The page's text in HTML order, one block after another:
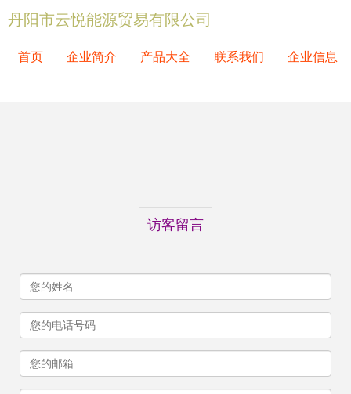
丹阳市云悦能源贸易有限公司
首页 企业简介 产品大全 联系我们 企业信息
访客留言